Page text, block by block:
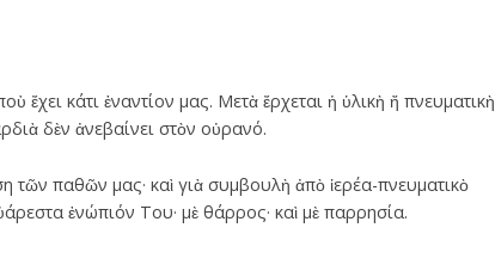
ἔχει κάτι ἐναντίον μας. Μετὰ ἔρχεται ἡ ὑλικὴ ἤ πνευματικὴ
δὲν ἀνεβαίνει στὸν οὐρανό.
τῶν παθῶν μας· καὶ γιὰ συμβουλὴ ἀπὸ ἱερέα-πνευματικὸ
ἐνώπιόν Του· μὲ θάρρος· καὶ μὲ παρρησία.